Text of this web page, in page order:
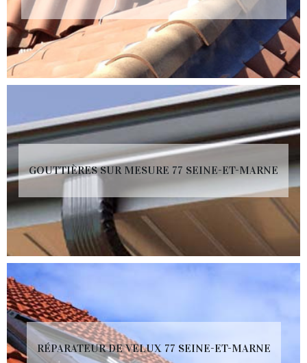
GOUTTIÈRES SUR MESURE 77 SEINE-ET-MARNE
RÉPARATEUR DE VELUX 77 SEINE-ET-MARNE